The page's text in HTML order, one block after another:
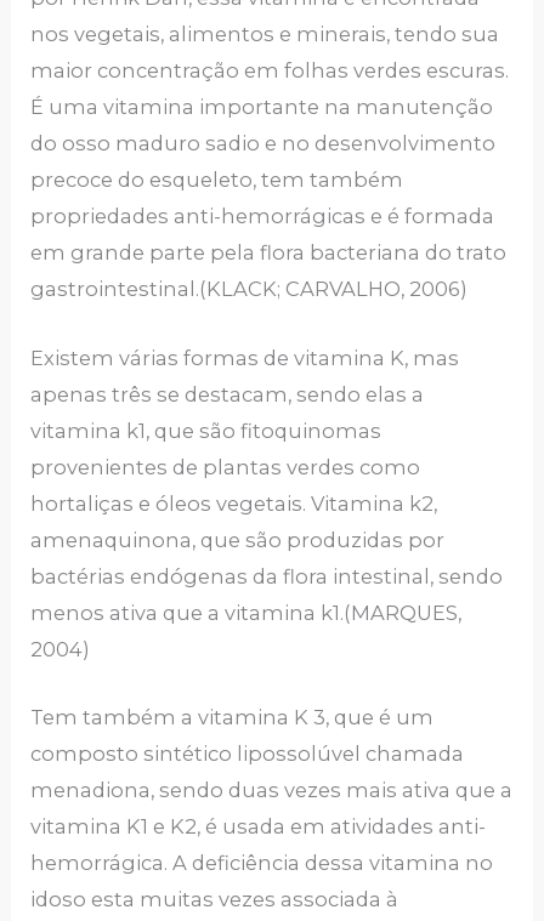
nos vegetais, alimentos e minerais, tendo sua
maior concentração em folhas verdes escuras.
É uma vitamina importante na manutenção
do osso maduro sadio e no desenvolvimento
precoce do esqueleto, tem também
propriedades anti-hemorrágicas e é formada
em grande parte pela flora bacteriana do trato
gastrointestinal.(KLACK; CARVALHO, 2006)
Existem várias formas de vitamina K, mas
apenas três se destacam, sendo elas a
vitamina k1, que são fitoquinomas
provenientes de plantas verdes como
hortaliças e óleos vegetais. Vitamina k2,
amenaquinona, que são produzidas por
bactérias endógenas da flora intestinal, sendo
menos ativa que a vitamina k1.(MARQUES,
2004)
Tem também a vitamina K 3, que é um
composto sintético lipossolúvel chamada
menadiona, sendo duas vezes mais ativa que a
vitamina K1 e K2, é usada em atividades anti-
hemorrágica. A deficiência dessa vitamina no
idoso esta muitas vezes associada à